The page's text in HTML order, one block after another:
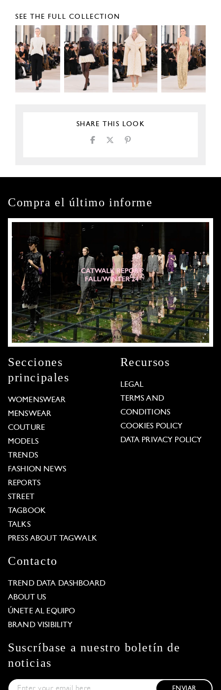
SEE THE FULL COLLECTION
SHARE THIS LOOK
Compra el último informe
Secciones
principales
WOMENSWEAR
MENSWEAR
COUTURE
MODELS
TRENDS
FASHION NEWS
REPORTS
STREET
TAGBOOK
TALKS
PRESS ABOUT TAGWALK
Recursos
LEGAL
TERMS AND
CONDITIONS
COOKIES POLICY
DATA PRIVACY POLICY
Contacto
TREND DATA DASHBOARD
ABOUT US
ÚNETE AL EQUIPO
BRAND VISIBILITY
Suscríbase a nuestro boletín de
noticias